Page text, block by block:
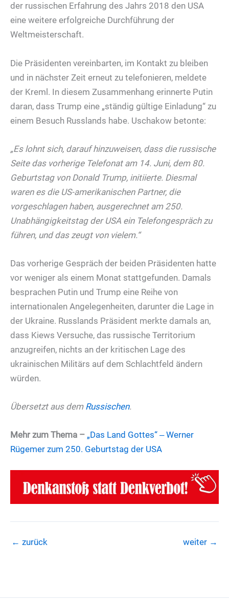
der russischen Erfahrung des Jahrs 2018 den USA
eine weitere erfolgreiche Durchführung der
Weltmeisterschaft.
Die Präsidenten vereinbarten, im Kontakt zu bleiben
und in nächster Zeit erneut zu telefonieren, meldete
der Kreml. In diesem Zusammenhang erinnerte Putin
daran, dass Trump eine „ständig gültige Einladung“ zu
einem Besuch Russlands habe. Uschakow betonte:
„Es lohnt sich, darauf hinzuweisen, dass die russische
Seite das vorherige Telefonat am 14. Juni, dem 80.
Geburtstag von Donald Trump, initiierte. Diesmal
waren es die US-amerikanischen Partner, die
vorgeschlagen haben, ausgerechnet am 250.
Unabhängigkeitstag der USA ein Telefongespräch zu
führen, und das zeugt von vielem.“
Das vorherige Gespräch der beiden Präsidenten hatte
vor weniger als einem Monat stattgefunden. Damals
besprachen Putin und Trump eine Reihe von
internationalen Angelegenheiten, darunter die Lage in
der Ukraine. Russlands Präsident merkte damals an,
dass Kiews Versuche, das russische Territorium
anzugreifen, nichts an der kritischen Lage des
ukrainischen Militärs auf dem Schlachtfeld ändern
würden.
Übersetzt aus dem Russischen.
Mehr zum Thema – „Das Land Gottes“ ‒ Werner
Rügemer zum 250. Geburtstag der USA
← zurück weiter →